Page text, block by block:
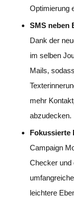
Optimierung
SMS neben
Dank der
im selben
Mails,
mehr
abzudecken.
Fokussierte
Campaign
Checker und
leichtere